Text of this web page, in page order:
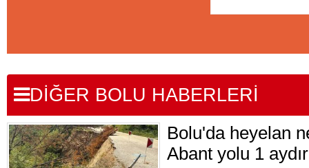
DİĞER BOLU HABERLERİ
Bolu'da heyelan
Abant yolu 1